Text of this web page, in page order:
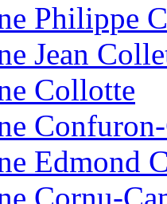
Philippe
Jean
Collotte
Edmond